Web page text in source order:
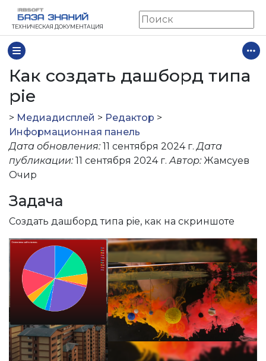
ТЕХНИЧЕСКАЯ ДОКУМЕНТАЦИЯ
Как создать дашборд типа
pie
> Медиадисплей > Редактор >
Информационная панель
Дата обновления: 11 сентября 2024 г.Дата
публикации: 11 сентября 2024 г.Автор: Жамсуев
Очир
Задача
Cоздать дашборд типа pie, как на скриншоте